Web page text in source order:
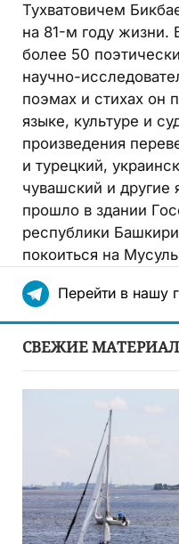
Тухватовичем
на 81-м году жизни.
более 50
научно-
поэмах и стихах он
языке, культуре и
произведения
и турецкий,
чувашский и
прошло в здании
республики
покоиться на
Перейти в нашу
СВЕЖИЕ